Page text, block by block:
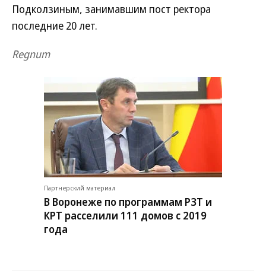
Подколзиным, занимавшим пост ректора
последние 20 лет.
Regnum
Партнерский материал
В Воронеже по программам РЗТ и
КРТ расселили 111 домов с 2019
года